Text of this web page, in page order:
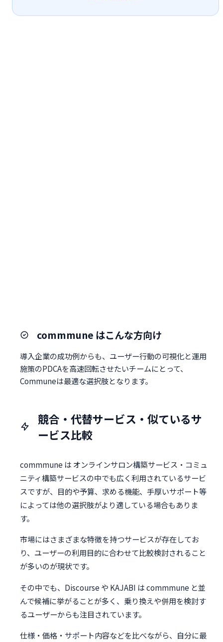
commmune はこんな方向け
導入企業の成功例からも、ユーザー行動の可視化と運用
施策のPDCAを高速回転させたいチームにとって、
Communeは最適な選択肢となります。
競合・代替サービス・似ているサ
ービス比較
commmune は オンラインサロン構築サービス・コミュ
ニティ構築サービスの中でも広く利用されているサービ
スですが、目的や予算、求める機能、手厚いサポート等
によっては他の選択肢がより適している場合もありま
す。
市場にはさまざまな特徴を持つサービスが存在してお
り、ユーザーの利用目的に合わせて比較検討されること
が多いのが現状です。
その中でも、Discourse や KAJABI は commmune と並
んで候補に挙がることが多く、乗り換えや併用を検討す
るユーザーからも注目されています。
仕様・価格・サポート内容などを比べながら、自分に最